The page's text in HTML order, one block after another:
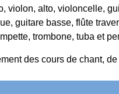
violon, alto, violoncelle,
guitare basse, flûte
trombone, tuba et
des cours de chant,